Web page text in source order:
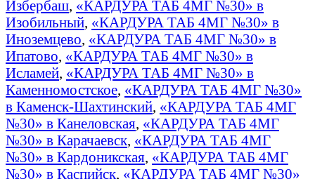
Избербаш, «КАРДУРА ТАБ 4МГ №30» в
Изобильный, «КАРДУРА ТАБ 4МГ №30» в
Иноземцево, «КАРДУРА ТАБ 4МГ №30» в
Ипатово, «КАРДУРА ТАБ 4МГ №30» в
Исламей, «КАРДУРА ТАБ 4МГ №30» в
Каменномостское, «КАРДУРА ТАБ 4МГ №30»
в Каменск-Шахтинский, «КАРДУРА ТАБ 4МГ
№30» в Канеловская, «КАРДУРА ТАБ 4МГ
№30» в Карачаевск, «КАРДУРА ТАБ 4МГ
№30» в Кардоникская, «КАРДУРА ТАБ 4МГ
№30» в Каспийск, «КАРДУРА ТАБ 4МГ №30»